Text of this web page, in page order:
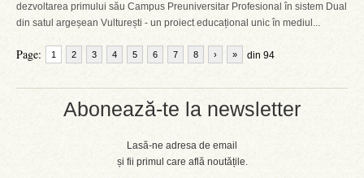
Abonează-te la newsletter
Lasă-ne adresa de email
și fii primul care află noutățile.
dezvoltarea primului său Campus Preuniversitar Profesional în sistem Dual
din satul argeșean Vulturești - un proiect educațional unic în mediul...
Page: 1 2 3 4 5 6 7 8 din 94
› »